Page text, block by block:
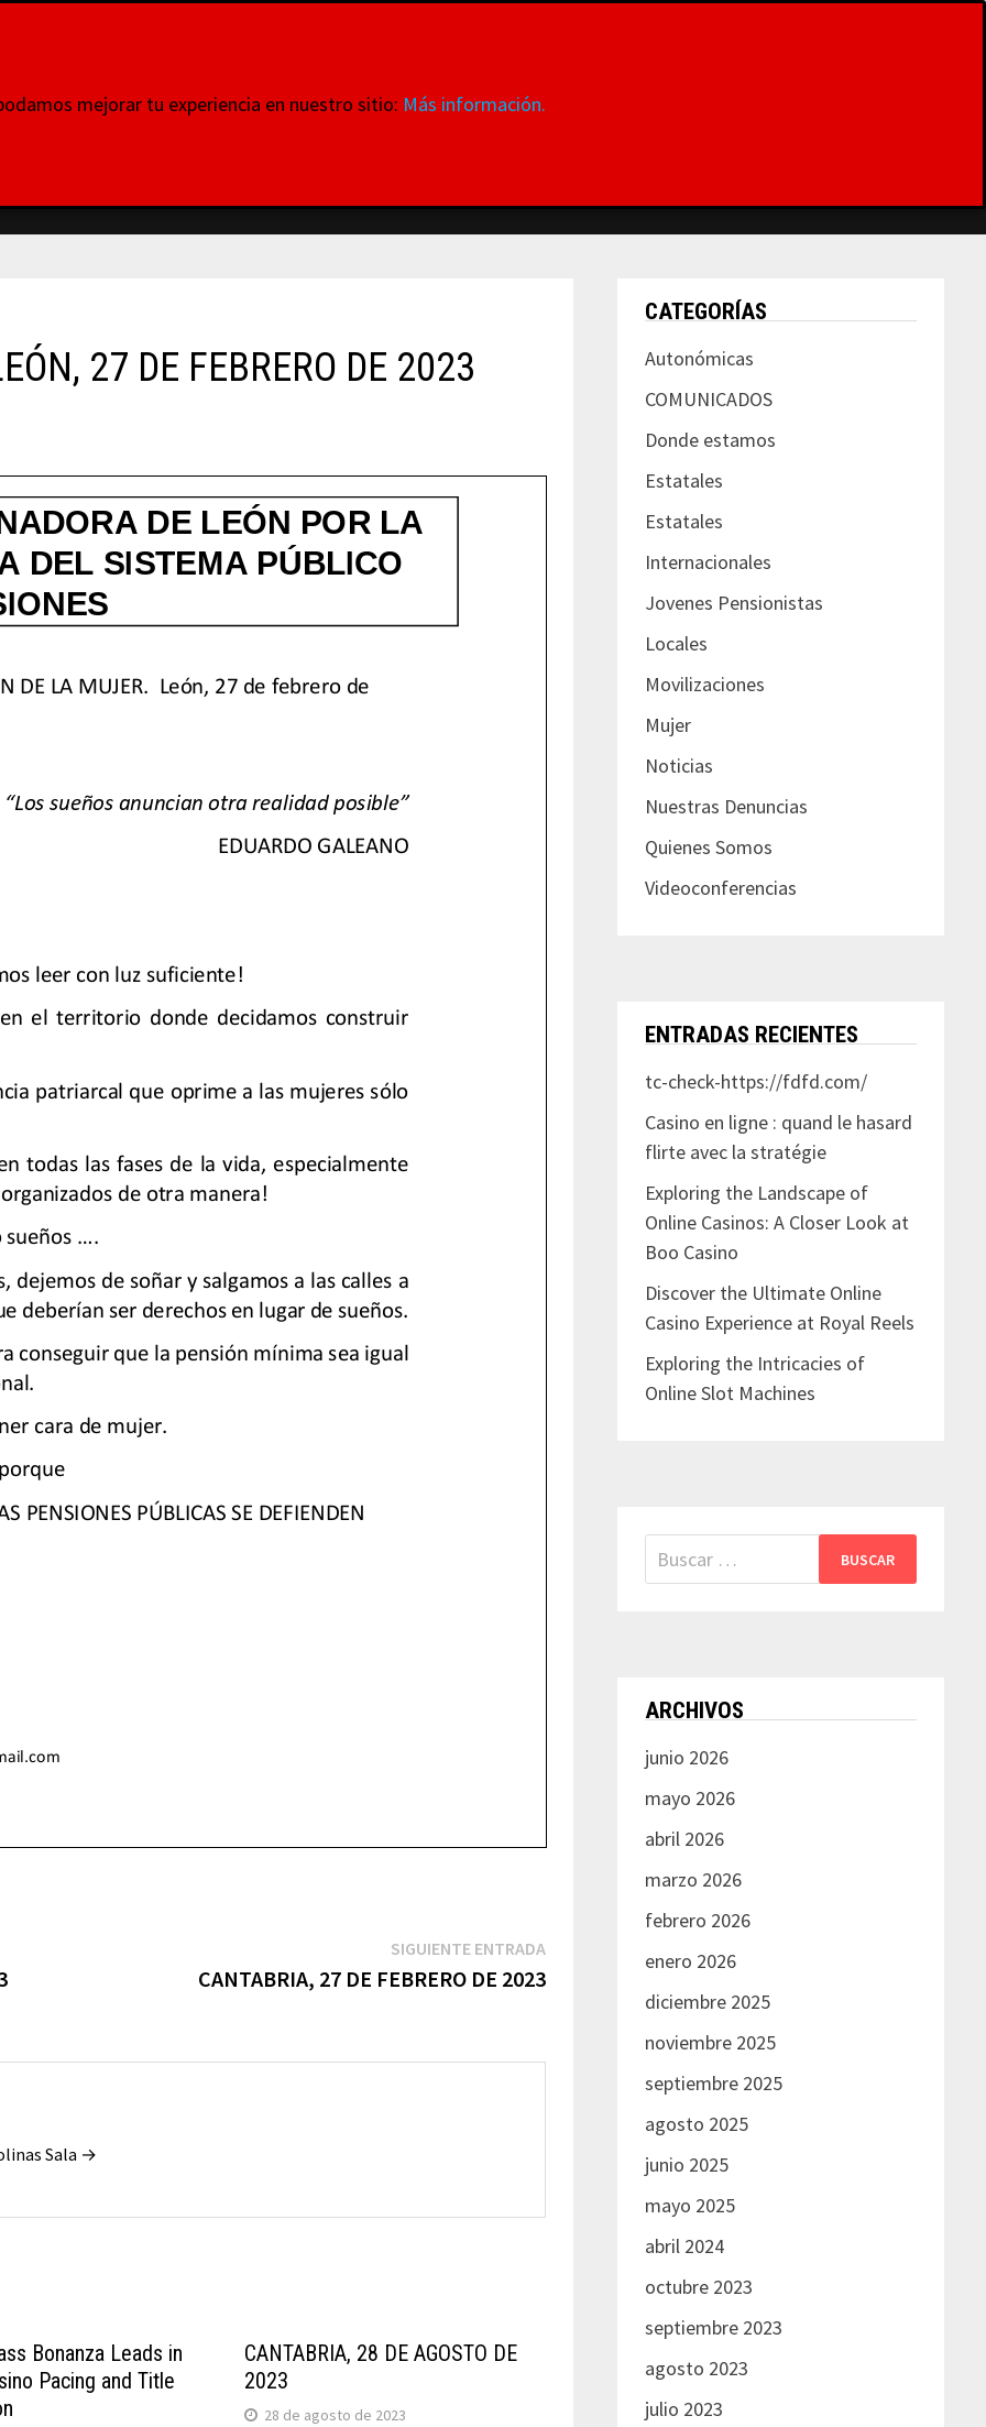
27 DE FEBRERO DE 2023
SIGUIENTE ENTRADASiguiente
entrada:
CANTABRIA, 27 DE FEBRERO DE 2023
Sala →
Bonanza Leads in
Pacing and Title
CANTABRIA, 28 DE AGOSTO DE
2023
28 de agosto de 2023
CATEGORÍAS
Autonómicas
COMUNICADOS
Donde estamos
Estatales
Estatales
Internacionales
Jovenes Pensionistas
Locales
Movilizaciones
Mujer
Noticias
Nuestras Denuncias
Quienes Somos
Videoconferencias
ENTRADAS RECIENTES
tc-check-https://fdfd.com/
Casino en ligne : quand le hasard
flirte avec la stratégie
Exploring the Landscape of
Online Casinos: A Closer Look at
Boo Casino
Discover the Ultimate Online
Casino Experience at Royal Reels
Exploring the Intricacies of
Online Slot Machines
Buscar:
ARCHIVOS
junio 2026
mayo 2026
abril 2026
marzo 2026
febrero 2026
enero 2026
diciembre 2025
noviembre 2025
septiembre 2025
agosto 2025
junio 2025
mayo 2025
abril 2024
octubre 2023
septiembre 2023
agosto 2023
julio 2023
mejorar tu experiencia en nuestro sitio: Más información.